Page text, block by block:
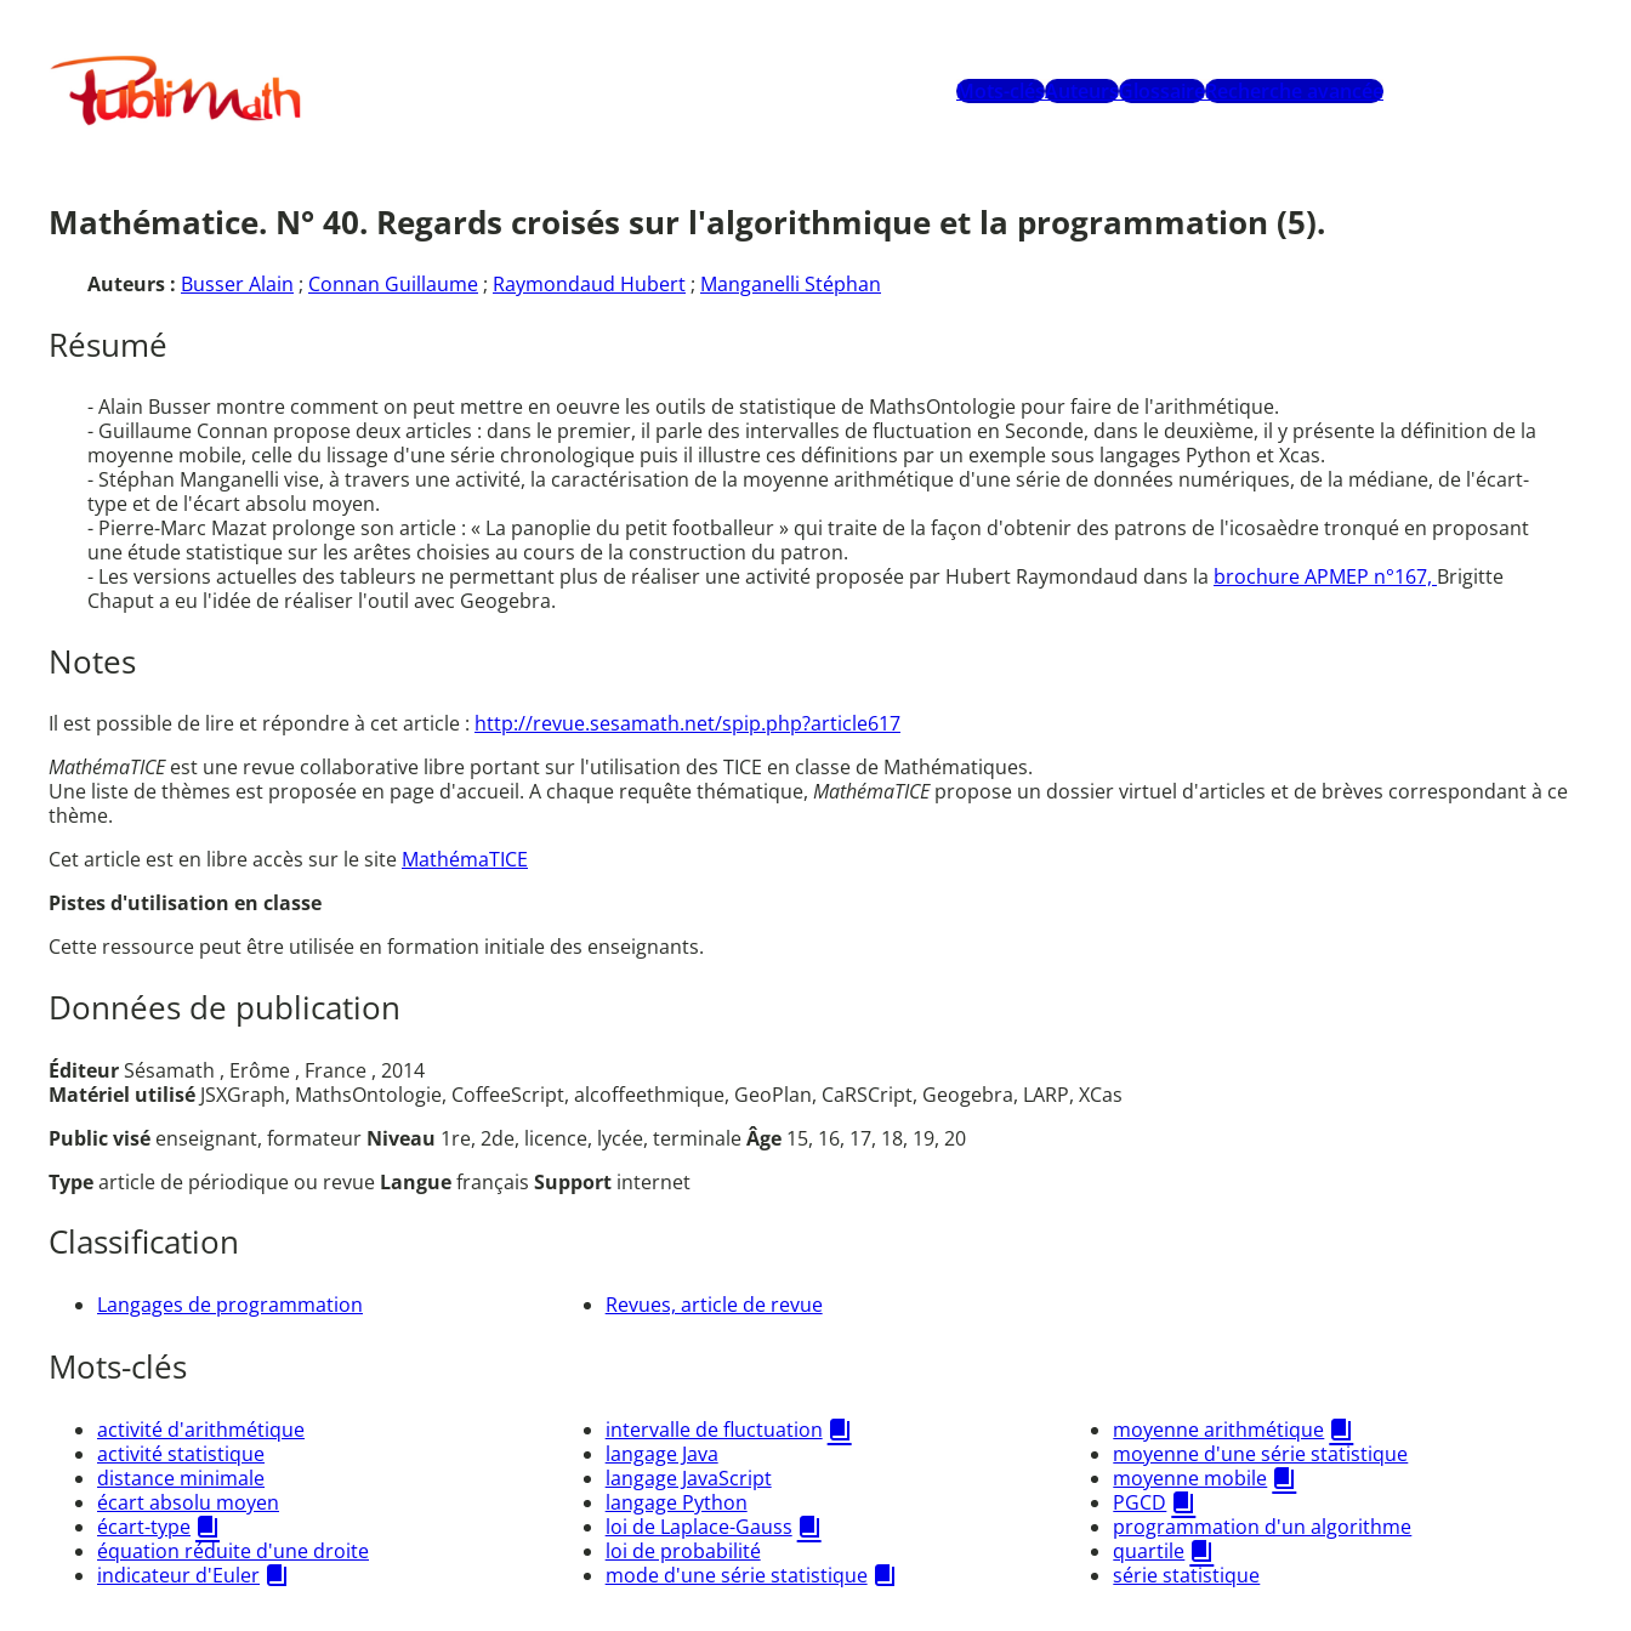
contenuPublimath
Mots-clésAuteursGlossaireRecherche avancée
Mathématice. N° 40. Regards croisés sur l'algorithmique et la programmation (5).
Auteurs : Busser Alain ; Connan Guillaume ; Raymondaud Hubert ; Manganelli Stéphan
Résumé
- Alain Busser montre comment on peut mettre en oeuvre les outils de statistique de MathsOntologie pour faire de l'arithmétique.
- Guillaume Connan propose deux articles : dans le premier, il parle des intervalles de fluctuation en Seconde, dans le deuxième, il y présente la définition de la
moyenne mobile, celle du lissage d'une série chronologique puis il illustre ces définitions par un exemple sous langages Python et Xcas.
- Stéphan Manganelli vise, à travers une activité, la caractérisation de la moyenne arithmétique d'une série de données numériques, de la médiane, de l'écart-
type et de l'écart absolu moyen.
- Pierre-Marc Mazat prolonge son article : « La panoplie du petit footballeur » qui traite de la façon d'obtenir des patrons de l'icosaèdre tronqué en proposant
une étude statistique sur les arêtes choisies au cours de la construction du patron.
- Les versions actuelles des tableurs ne permettant plus de réaliser une activité proposée par Hubert Raymondaud dans la brochure APMEP n°167, Brigitte
Chaput a eu l'idée de réaliser l'outil avec Geogebra.
Notes
Il est possible de lire et répondre à cet article : http://revue.sesamath.net/spip.php?article617
MathémaTICEest une revue collaborative libre portant sur l'utilisation des TICE en classe de Mathématiques.
Une liste de thèmes est proposée en page d'accueil. A chaque requête thématique, MathémaTICEpropose un dossier virtuel d'articles et de brèves correspondant à ce
thème.
Cet article est en libre accès sur le site MathémaTICE
Pistes d'utilisation en classe
Cette ressource peut être utilisée en formation initiale des enseignants.
Données de publication
ÉditeurSésamath , Erôme , France , 2014
Matériel utilisé JSXGraph, MathsOntologie, CoffeeScript, alcoffeethmique, GeoPlan, CaRSCript, Geogebra, LARP, XCas
Public visé enseignant, formateur Niveau 1re, 2de, licence, lycée, terminaleÂge 15, 16, 17, 18, 19, 20
Typearticle de périodique ou revue Languefrançais Support internet
Classification
Langages de programmation Revues, article de revue
Mots-clés
activité d'arithmétique
activité statistique
distance minimale
écart absolu moyen
écart-type
équation réduite d'une droite
indicateur d'Euler
intervalle de fluctuation
langage Java
langage JavaScript
langage Python
loi de Laplace-Gauss
loi de probabilité
mode d'une série statistique
moyenne arithmétique
moyenne d'une série statistique
moyenne mobile
PGCD
programmation d'un algorithme
quartile
série statistique